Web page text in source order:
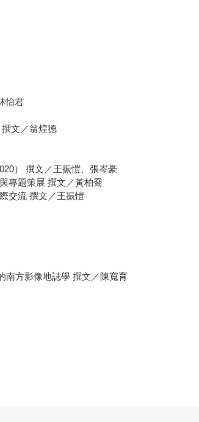
怡君
文／翁煌德
） 撰文／王振愷、張岑豪
專題策展 撰文／黃柏喬
交流 撰文／王振愷
方影像地誌學 撰文／陳寬育